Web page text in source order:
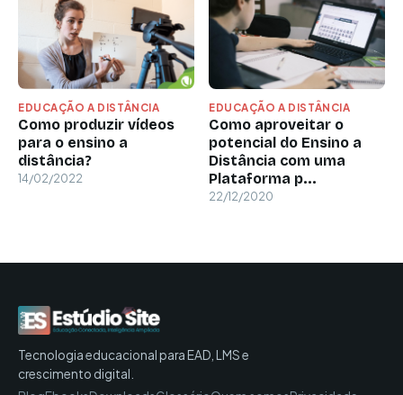
EDUCAÇÃO A DISTÂNCIA
Como produzir vídeos
para o ensino a
distância?
14/02/2022
EDUCAÇÃO A DISTÂNCIA
Como aproveitar o
potencial do Ensino a
Distância com uma
Plataforma p...
22/12/2020
Tecnologia educacional para EAD, LMS e
crescimento digital.